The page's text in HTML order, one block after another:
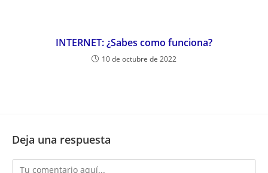
INTERNET: ¿Sabes como funciona?
10 de octubre de 2022
Deja una respuesta